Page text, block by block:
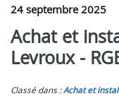
24 septembre 2025
Achat et
Levroux -
Classé dans :Achat et